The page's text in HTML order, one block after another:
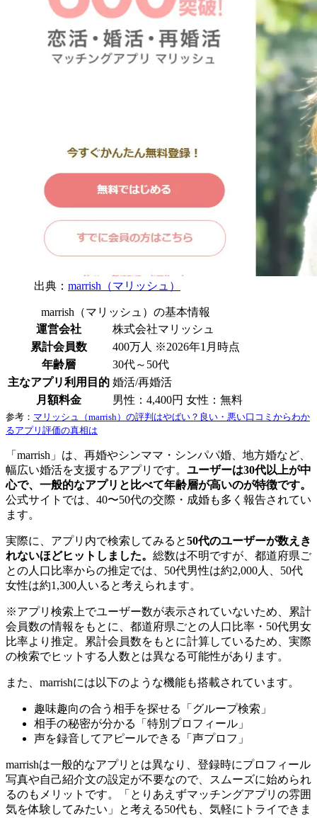
出典： marrish（マリッシュ）
marrish（マリッシュ）の基本情報
運営会社
株式会社マリッシュ
累計会員数
400万人 ※2026年1月時点
年齢層
30代～50代
主なアプリ利用目的 婚活/再婚活
月額料金
男性：4,400円 女性：無料
参考： マリッシュ（marrish）の評判はやばい？良い・悪い口コミからわか
るアプリ評価の真相は
「marrish」は、再婚やシンママ・シンパパ婚、地方婚など、
幅広い婚活を支援するアプリです。 ユーザーは30代以上が中
心で、一般的なアプリと比べて年齢層が高いのが特徴です。
公式サイトでは、40〜50代の交際・成婚も多く報告されてい
ます。
実際に、アプリ内で検索してみると50代のユーザーが数えき
れないほどヒットしました。 総数は不明ですが、都道府県ご
との人口比率からの推定では、50代男性は約2,000人、50代
女性は約1,300人いると考えられます。
※アプリ検索上でユーザー数が表示されていないため、累計
会員数の情報をもとに、都道府県ごとの人口比率・50代男女
比率より推定。累計会員数をもとに計算しているため、実際
の検索でヒットする人数とは異なる可能性があります。
また、marrishには以下のような機能も搭載されています。
趣味趣向の合う相手を探せる「グループ検索」
相手の秘密が分かる「特別プロフィール」
声を録音してアピールできる「声プロフ」
marrishは一般的なアプリとは異なり、登録時にプロフィール
写真や自己紹介文の設定が不要なので、スムーズに始められ
るのもメリットです。「とりあえずマッチングアプリの雰囲
気を体験してみたい」と考える50代も、気軽にトライできま